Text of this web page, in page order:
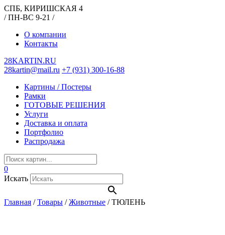
СПБ, КИРИШСКАЯ 4
/ ПН-ВС 9-21 /
О компании
Контакты
28KARTIN.RU
28kartin@mail.ru +7 (931) 300-16-88
Картины / Постеры
Рамки
ГОТОВЫЕ РЕШЕНИЯ
Услуги
Доставка и оплата
Портфолио
Распродажа
0
Искать
Главная /Товары /Животные /ТЮЛЕНЬ